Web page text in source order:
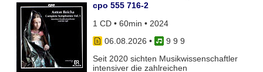
cpo 555 716-2
1 CD • 60min • 2024
06.08.2026 •
9 9 9
Seit 2020 sichten Musikwissenschaftler
intensiver die zahlreichen